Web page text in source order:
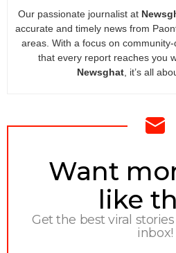
Our passionate journalist at
accurate and timely news from
areas. With a focus on
that every report reaches you
Newsghat, it’s all
NEWSLETTER
Want
like
Get the best viral
inbox!